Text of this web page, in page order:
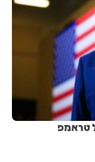
טראמפ